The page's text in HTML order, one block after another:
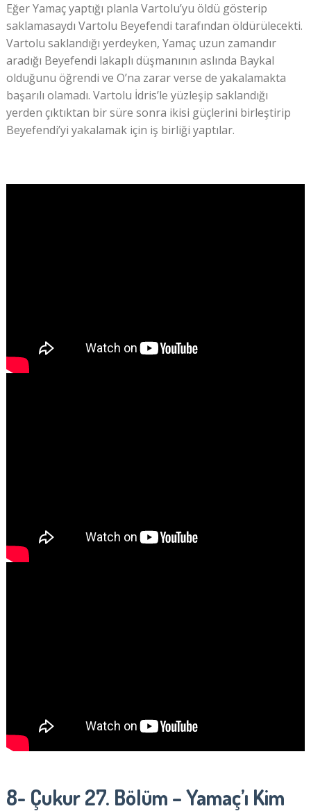
Eğer Yamaç yaptığı planla Vartolu’yu öldü gösterip
saklamasaydı Vartolu Beyefendi tarafından öldürülecekti.
Vartolu saklandığı yerdeyken, Yamaç uzun zamandır
aradığı Beyefendi lakaplı düşmanının aslında Baykal
olduğunu öğrendi ve O’na zarar verse de yakalamakta
başarılı olamadı. Vartolu İdris’le yüzleşip saklandığı
yerden çıktıktan bir süre sonra ikisi güçlerini birleştirip
Beyefendi’yi yakalamak için iş birliği yaptılar.
8- Çukur 27. Bölüm – Yamaç’ı Kim